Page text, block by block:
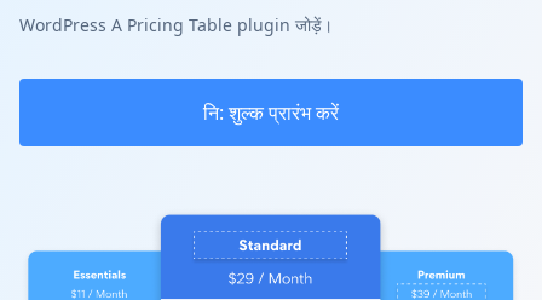
WordPress A Pricing Table plugin जोड़ें।
नि: शुल्क प्रारंभ करें